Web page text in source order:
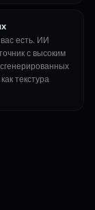
есть. ИИ
с высоким
текстура